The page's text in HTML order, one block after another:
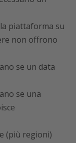
piattaforma su
non offrono
se un data
se una
(più regioni)